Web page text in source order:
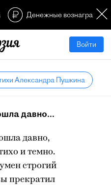
Денежные
Войти
Александра Пушкина
давно...
давно,
и темно.
строгий
прекратил